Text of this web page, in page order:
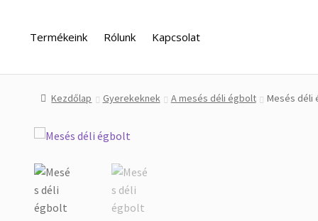
navigációhoz
tartalomba
Termékeink Rólunk Kapcsolat
KezdőlapA fiókom Adatvédelem Fizetés Impresszum
Kezdőlap Gyerekeknek A mesés déli égbolt Mesés déli